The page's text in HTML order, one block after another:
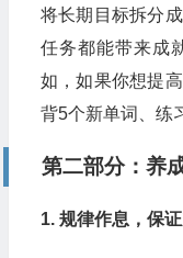
将长期目标拆分
任务都能带来成
如，如果你想提
背5个新单词、练
第二部分：养
1. 规律作息，保